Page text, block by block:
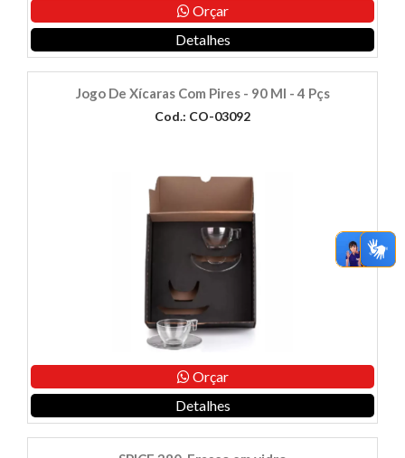
Orçar
Detalhes
Jogo De Xícaras Com Pires - 90 Ml - 4 Pçs
Cod.: CO-03092
Orçar
Detalhes